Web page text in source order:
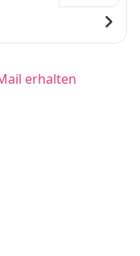
erhalten